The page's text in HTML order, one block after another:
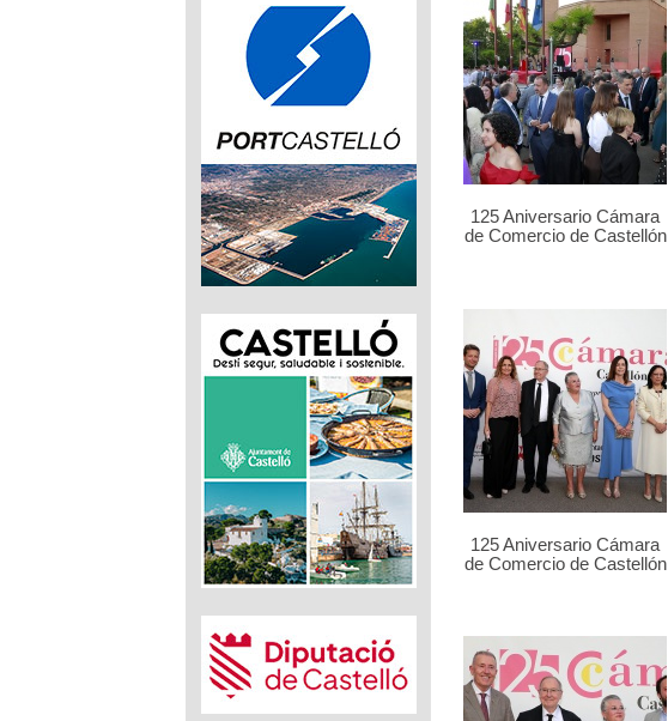
125 Aniversario Cámara
de Comercio de Castellón
125 Aniversario Cámara
de Comercio de Castellón